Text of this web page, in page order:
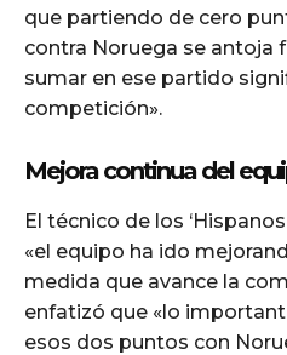
que partiendo de cero
contra Noruega se antoja
sumar en ese partido
competición».
Mejora continua del
El técnico de los
«el equipo ha ido
medida que avance la
enfatizó que «lo
esos dos puntos con